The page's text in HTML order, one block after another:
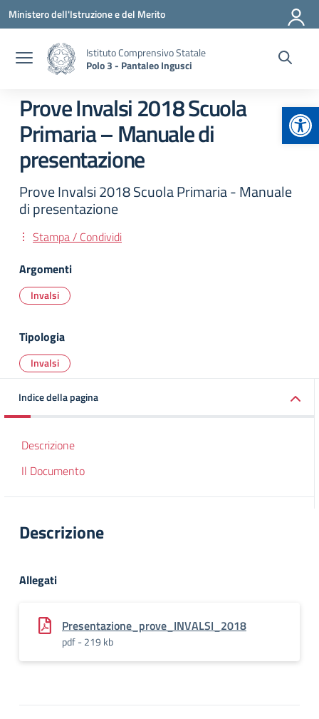
Vai ai contenuti
Vai al menu di navigazione
Vai al footer
Ministero dell'Istruzione e del Merito
Istituto Comprensivo Statale
Polo 3 - Pantaleo Ingusci
Prove Invalsi 2018 Scuola
Primaria – Manuale di
presentazione
Prove Invalsi 2018 Scuola Primaria - Manuale
di presentazione
Stampa / Condividi
Argomenti
Invalsi
Tipologia
Invalsi
Indice della pagina
Descrizione
Il Documento
Descrizione
Allegati
Presentazione_prove_INVALSI_2018
pdf - 219 kb